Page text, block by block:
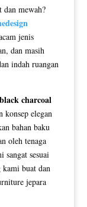
mewah?
jenis
dan masih
indah ruangan
charcoal
elegan
bahan baku
oleh tenaga
sesuai
buat dan
jepara